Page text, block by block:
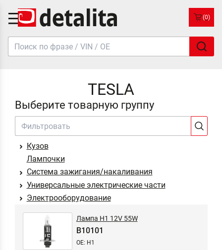
(0)
TESLA
Выберите товарную группу
Кузов
Лампочки
Система зажигания/накаливания
Универсальные электрические части
Электрооборудование
Лампа H1 12V 55W
B10101
OE: H1